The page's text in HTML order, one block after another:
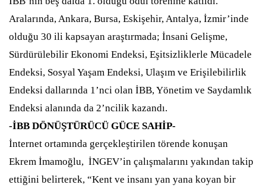
Aralarında, Ankara, Bursa, Eskişehir, Antalya, İzmir’inde
olduğu 30 ili kapsayan araştırmada; İnsani Gelişme,
Sürdürülebilir Ekonomi Endeksi, Eşitsizliklerle Mücadele
Endeksi, Sosyal Yaşam Endeksi, Ulaşım ve Erişilebilirlik
Endeksi dallarında 1’nci olan İBB, Yönetim ve Saydamlık
Endeksi alanında da 2’ncilik kazandı.
-İBB DÖNÜŞTÜRÜCÜ GÜCE SAHİP-
İnternet ortamında gerçekleştirilen törende konuşan
Ekrem İmamoğlu, İNGEV’in çalışmalarını yakından takip
ettiğini belirterek, “Kent ve insanı yan yana koyan bir